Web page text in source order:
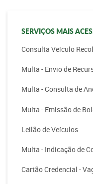
SERVIÇOS MAIS
Consulta Veículo
Multa - Envio de
Multa - Consulta de
Multa - Emissão de
Leilão de Veículos
Multa - Indicação de
Cartão Credencial -